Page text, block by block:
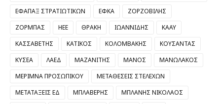
ΕΦΑΠΑΞ ΣΤΡΑΤΙΩΤΙΚΩΝ
ΕΦΚΑ
ΖΟΡΖΟΒΙΛΗΣ
ΖΟΡΜΠΑΣ
ΗΕΕ ΘΡΑΚΗ ΙΩΑΝΝΙΔΗΣ
ΚΑΑΥ
ΚΑΣΣΑΒΕΤΗΣ
ΚΑΤΙΚΟΣ ΚΟΛΟΜΒΑΚΗΣ
ΚΟΥΣΑΝΤΑΣ
ΚΥΣΕΑ
ΛΑΕΔ ΜΑΖΑΝΙΤΗΣ ΜΑΝΟΣ
ΜΑΝΩΛΑΚΟΣ
ΜΕΡΙΜΝΑ ΠΡΟΣΩΠΙΚΟΥ
ΜΕΤΑΘΕΣΕΙΣ ΣΤΕΛΕΧΩΝ
ΜΕΤΑΤΑΞΕΙΣ ΕΔ
ΜΠΛΑΒΕΡΗΣ
ΜΠΛΑΝΗΣ ΝΙΚΟΛΑΟΣ